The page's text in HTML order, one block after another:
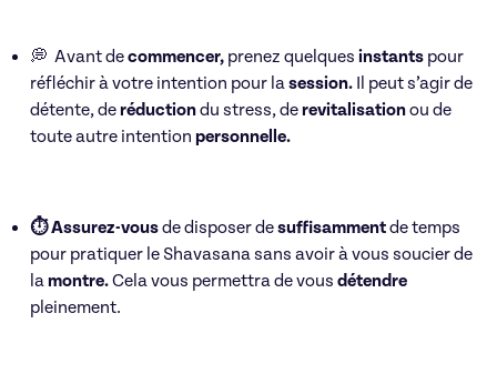
💭 Avant decommencer, prenez quelques instants pour
réfléchir à votre intention pour lasession. Il peut s’agir de
détente, deréductiondu stress, derevitalisationou de
toute autre intention personnelle.
⏱ Assurez-vousde disposer desuffisammentde temps
pour pratiquer le Shavasana sans avoir à vous soucier de
lamontre.Cela vous permettra de vous détendre
pleinement.